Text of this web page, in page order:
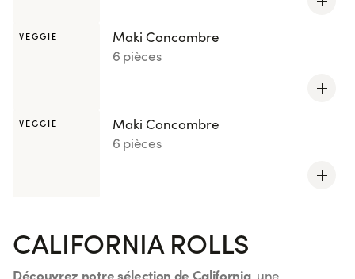
VEGGIE
Maki Concombre
6 pièces
VEGGIE
Maki Concombre
6 pièces
CALIFORNIA ROLLS
Découvrez notre sélection de California